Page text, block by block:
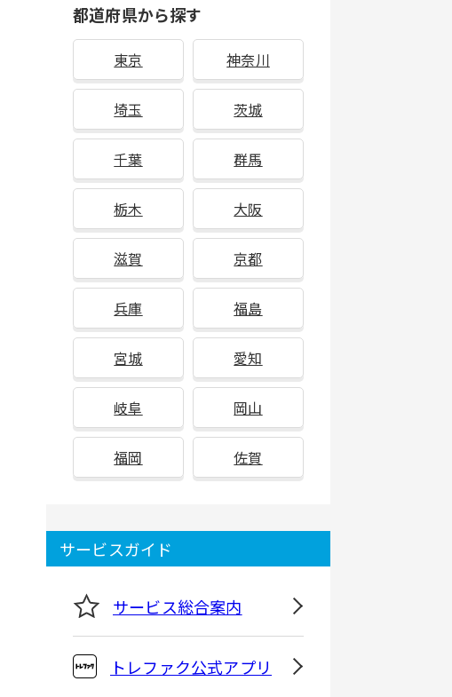
都道府県から探す
東京 神奈川
埼玉 茨城
千葉 群馬
栃木 大阪
滋賀 京都
兵庫 福島
宮城 愛知
岐阜 岡山
福岡 佐賀
サービスガイド
サービス総合案内
トレファク公式アプリ